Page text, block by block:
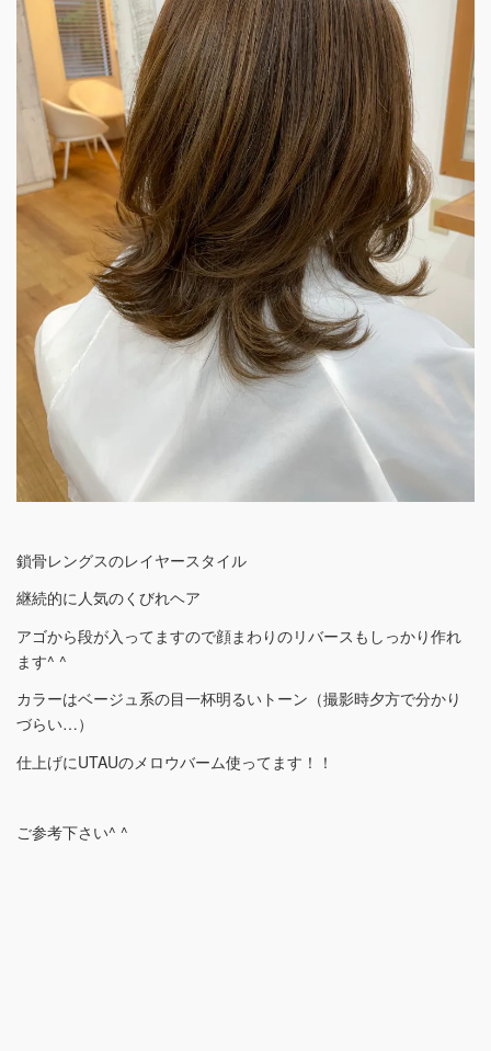
鎖骨レングスのレイヤースタイル
継続的に人気のくびれヘア
アゴから段が入ってますので顔まわりのリバースもしっかり作れ
ます^ ^
カラーはベージュ系の目一杯明るいトーン（撮影時夕方で分かり
づらい…）
仕上げにUTAUのメロウバーム使ってます！！
ご参考下さい^ ^